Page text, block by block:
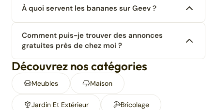
À quoi servent les bananes sur Geev ?
Comment puis-je trouver des annonces
gratuites près de chez moi ?
Découvrez nos catégories
Meubles Maison
Jardin Et Extérieur Bricolage